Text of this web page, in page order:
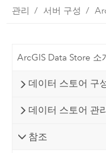
관리 서버 구성
ArcGIS Data Store 소
데이터 스토어 구
데이터 스토어 관
참조